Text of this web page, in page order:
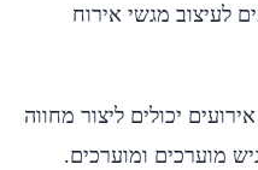
לעיצוב מגשי אירוח
יכולים ליצור מחווה
מוערכים ומוערכים.